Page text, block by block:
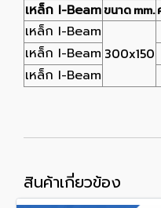
เหล็ก I-Beamขนาด mm.
เหล็ก I-Beam
300x150
เหล็ก I-Beam
เหล็ก I-Beam
สินค้าเกี่ยวข้อง